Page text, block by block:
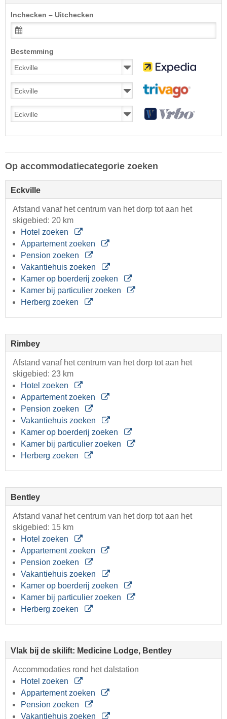
Inchecken – Uitchecken
Bestemming
Op accommodatiecategorie zoeken
Eckville
Afstand vanaf het centrum van het dorp tot aan het
skigebied: 20 km
Hotel zoeken
Appartement zoeken
Pension zoeken
Vakantiehuis zoeken
Kamer op boerderij zoeken
Kamer bij particulier zoeken
Herberg zoeken
Rimbey
Afstand vanaf het centrum van het dorp tot aan het
skigebied: 23 km
Hotel zoeken
Appartement zoeken
Pension zoeken
Vakantiehuis zoeken
Kamer op boerderij zoeken
Kamer bij particulier zoeken
Herberg zoeken
Bentley
Afstand vanaf het centrum van het dorp tot aan het
skigebied: 15 km
Hotel zoeken
Appartement zoeken
Pension zoeken
Vakantiehuis zoeken
Kamer op boerderij zoeken
Kamer bij particulier zoeken
Herberg zoeken
Vlak bij de skilift: Medicine Lodge, Bentley
Accommodaties rond het dalstation
Hotel zoeken
Appartement zoeken
Pension zoeken
Vakantiehuis zoeken